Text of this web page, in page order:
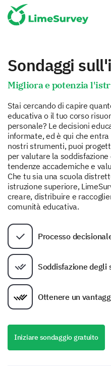
Sondaggi
Migliora e potenzia
Stai cercando di capire
educativa o il tuo corso
personale? Le decisioni
informate, ed è qui che
nostri strumenti, puoi
per valutare la
tendenze accademiche e
Che tu sia una scuola
istruzione superiore,
creare, distribuire e
comunità educativa.
Processo
Soddisfazione degli
Ottenere un
Iniziare sondaggio gratuito